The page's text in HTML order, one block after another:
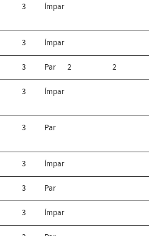
3 Ímpar
3 Ímpar
3 Par 2 2
3 Ímpar
3 Par
3 Ímpar
3 Par
3 Ímpar